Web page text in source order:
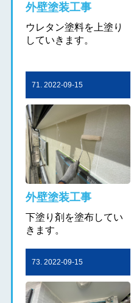
外壁塗装工事
ウレタン塗料を上塗り
していきます。
71. 2022-09-15
外壁塗装工事
下塗り剤を塗布してい
きます。
73. 2022-09-15